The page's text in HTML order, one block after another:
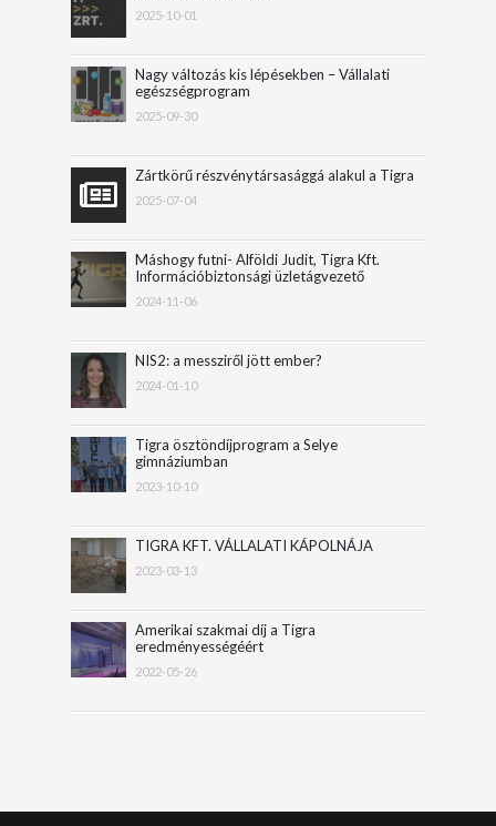
2025-10-01
Nagy változás kis lépésekben – Vállalati
egészségprogram
2025-09-30
Zártkörű részvénytársasággá alakul a Tigra
2025-07-04
Máshogy futni- Alföldi Judit, Tigra Kft.
Információbiztonsági üzletágvezető
2024-11-06
NIS2: a messziről jött ember?
2024-01-10
Tigra ösztöndíjprogram a Selye
gimnáziumban
2023-10-10
TIGRA KFT. VÁLLALATI KÁPOLNÁJA
2023-03-13
Amerikai szakmai díj a Tigra
eredményességéért
2022-05-26